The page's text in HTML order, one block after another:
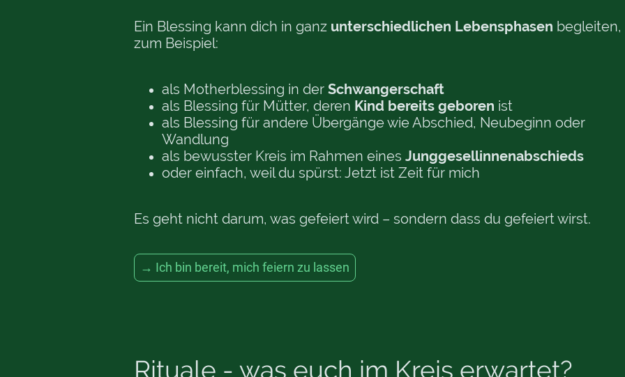
Ein Blessing kann dich in ganz unterschiedlichen Lebensphasen begleiten,
zum Beispiel:
als Motherblessing in der Schwangerschaft
als Blessing für Mütter, deren Kind bereits geboren ist
als Blessing für andere Übergänge wie Abschied, Neubeginn oder
Wandlung
als bewusster Kreis im Rahmen eines Junggesellinnenabschieds
oder einfach, weil du spürst: Jetzt ist Zeit für mich
Es geht nicht darum, was gefeiert wird – sondern dass du gefeiert wirst.
→ Ich bin bereit, mich feiern zu lassen
Rituale - was euch im Kreis erwartet?